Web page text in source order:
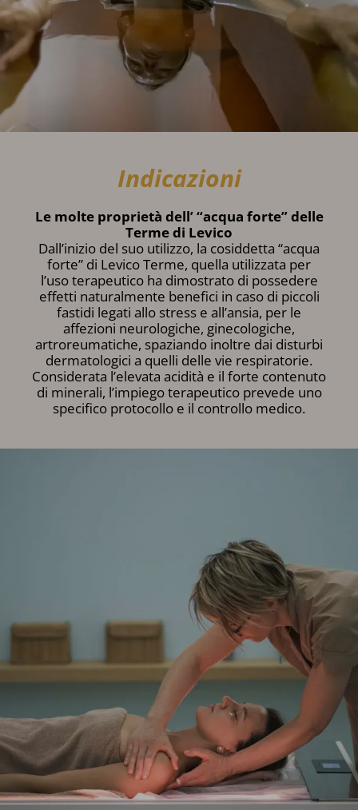
Indicazioni
Le molte proprietà dell’ “acqua forte” delle
Terme di Levico
Dall’inizio del suo utilizzo, la cosiddetta “acqua
forte” di Levico Terme, quella utilizzata per
l’uso terapeutico ha dimostrato di possedere
effetti naturalmente benefici in caso di piccoli
fastidi legati allo stress e all’ansia, per le
affezioni neurologiche, ginecologiche,
artroreumatiche, spaziando inoltre dai disturbi
dermatologici a quelli delle vie respiratorie.
Considerata l’elevata acidità e il forte contenuto
di minerali, l’impiego terapeutico prevede uno
specifico protocollo e il controllo medico.